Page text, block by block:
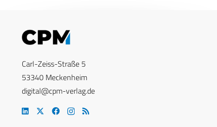
Carl-Zeiss-Straße 5
53340 Meckenheim
digital@cpm-verlag.de